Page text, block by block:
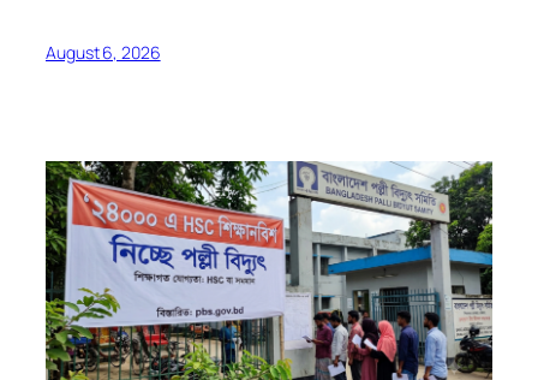
August 6, 2026